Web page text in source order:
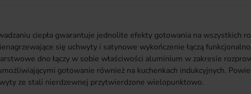
ciepła gwarantuje jednolite efekty gotowania na wszystkich
się uchwyty i satynowe wykończenie łączą
dno łączy w sobie właściwości aluminium w zakresie
gotowanie również na kuchenkach indukcyjnych.
ze stali nierdzewnej przytwierdzone wielopunktowo.